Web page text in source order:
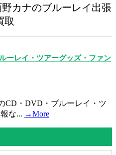
カナのブルーレイ出張
取
ーレイ・ツアーグッズ・ファン
CD・DVD・ブルーレイ・ツ
な... →More